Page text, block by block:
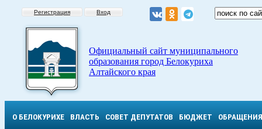
Регистрация Вход
Официальный сайт муниципального
образования город Белокуриха
Алтайского края
О БЕЛОКУРИХЕ ВЛАСТЬ СОВЕТ ДЕПУТАТОВ БЮДЖЕТ ОБРАЩЕНИЯ